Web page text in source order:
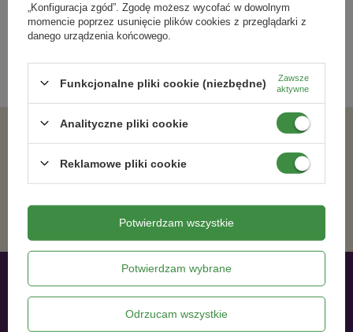
Zapisz się do newslettera i bądź na
bieżąco z aktualnymi promocjami
Zgadzam się na otrzymywanie wiadomości marketingowych na podany adres e-mail oraz przetwarzanie danych osobowych zgodnie z
ZAPISZ SIĘ
Moje zamówienia
„Konfiguracja zgód”. Zgodę możesz wycofać w dowolnym
momencie poprzez usunięcie plików cookies z przeglądarki z
danego urządzenia końcowego.
Funkcjonalne pliki cookie (niezbędne)
Zawsze
aktywne
Analityczne pliki cookie
Reklamowe pliki cookie
Potwierdzam wybrane
Odrzucam wszystkie
Potwierdzam wszystkie